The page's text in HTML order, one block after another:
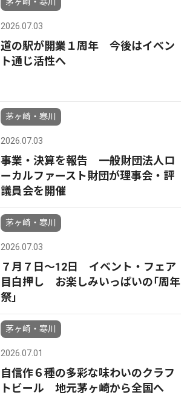
2026.07.03
道の駅が開業１周年 今後はイベン
ト通じ活性へ
茅ヶ崎・寒川
2026.07.03
事業・決算を報告 一般財団法人ロ
ーカルファースト財団が理事会・評
議員会を開催
茅ヶ崎・寒川
2026.07.03
７月７日〜12日 イベント・フェア
目白押し お楽しみいっぱいの｢周年
祭｣
茅ヶ崎・寒川
2026.07.01
自信作６種の多彩な味わいのクラフ
トビール 地元茅ヶ崎から全国へ